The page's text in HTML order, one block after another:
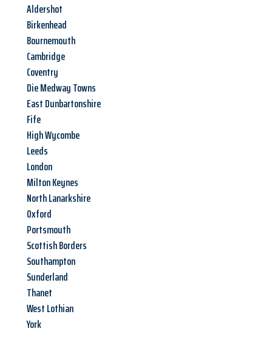
Aldershot
Birkenhead
Bournemouth
Cambridge
Coventry
Die Medway Towns
East Dunbartonshire
Fife
High Wycombe
Leeds
London
Milton Keynes
North Lanarkshire
Oxford
Portsmouth
Scottish Borders
Southampton
Sunderland
Thanet
West Lothian
York